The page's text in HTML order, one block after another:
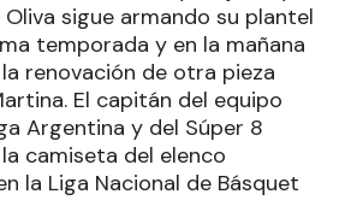
sigue armando su plantel
temporada y en la mañana
renovación de otra pieza
El capitán del equipo
Argentina y del Súper 8
camiseta del elenco
la Liga Nacional de Básquet